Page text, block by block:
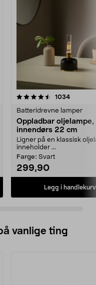
1034
Batteridrevne lamper
Oppladbar oljelampe,
innendørs 22 cm
Ligner på en klassisk
inneholder ...
Farge: Svart
299,90
Legg i handlekurv
4.5 av 5 stjerner
vanlige ting